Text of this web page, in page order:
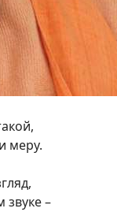
меру.
–